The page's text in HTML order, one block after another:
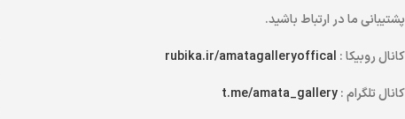
پشتیبانی ما در ارتباط باشید.
کانال روبیکا : rubika.ir/amatagalleryoffical
کانال تلگرام :t.me/amata_gallery